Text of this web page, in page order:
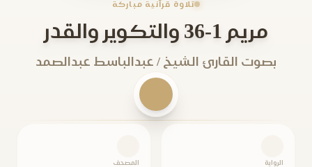
تلاوة قرآنية مباركة
مريم 1-36 والتكوير والقدر
بصوت القارئ الشيخ / عبدالباسط عبدالصمد
الرواية المصحف